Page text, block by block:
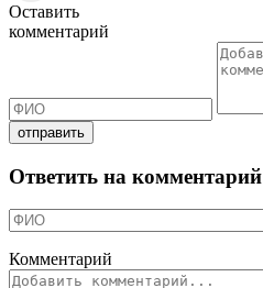
Оставить
комментарий
Ответить на комментарий
Комментарий